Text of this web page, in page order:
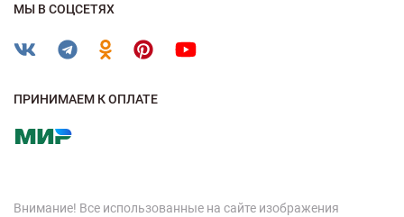
МЫ В СОЦСЕТЯХ
ПРИНИМАЕМ К ОПЛАТЕ
Внимание! Все использованные на сайте изображения